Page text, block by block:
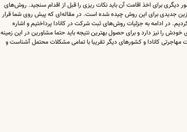
دیگری برای اخذ اقامت آن باید نکات ریزی را قبل از اقدام سنجید. روش‌های
کرده‌اند و موازین جدیدی برای این روش چیده شده است. در مقاله‌ای که پیش روی شما قرار
در ادامه به جزئیات روش‌های ثبت شرکت در کانادا پرداختیم و اشاره
را نیز دارد و برای حصول بهترین نتیجه باید حتما مشاورین در این زمینه
کانادا و کشورهای دیگر تقریبا با تمامی مشکلات محتمل آشناست و